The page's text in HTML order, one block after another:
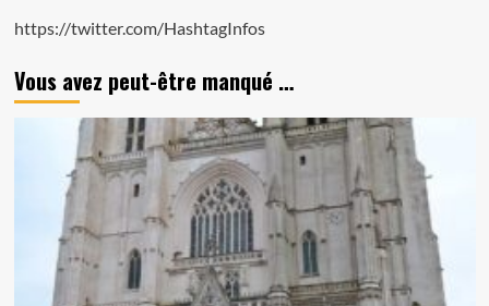
https://twitter.com/HashtagInfos
Vous avez peut-être manqué …